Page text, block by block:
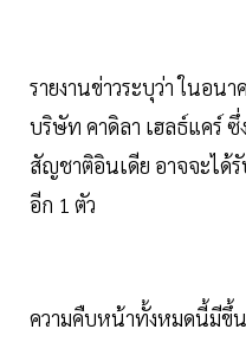
รายงานข่าวระบุว่า ในอน
บริษัท คาดิลา เฮลธ์แคร์
สัญชาติอินเดีย อาจจะได้
อีก 1 ตัว
ความคืบหน้าทั้งหมดนี้มีขึ้น